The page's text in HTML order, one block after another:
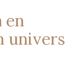
en
univers